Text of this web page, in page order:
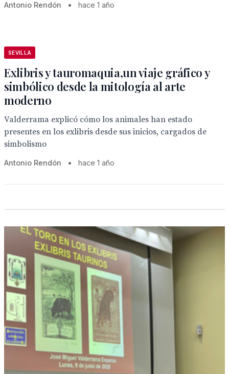
Antonio Rendón • hace 1 año
SEVILLA
Exlibris y tauromaquia,un viaje gráfico y
simbólico desde la mitología al arte
moderno
Valderrama explicó cómo los animales han estado
presentes en los exlibris desde sus inicios, cargados de
simbolismo
Antonio Rendón • hace 1 año